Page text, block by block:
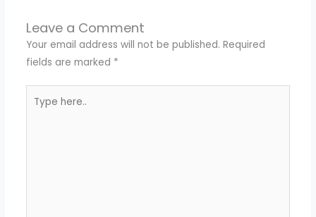
Leave a Comment
Your email address will not be published. Required
fields are marked *
here..